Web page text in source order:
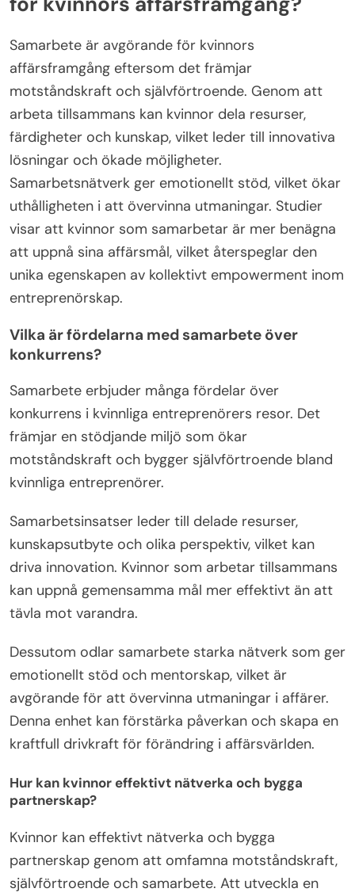
Samarbete är avgörande för kvinnors
affärsframgång eftersom det främjar
motståndskraft och självförtroende. Genom att
arbeta tillsammans kan kvinnor dela resurser,
färdigheter och kunskap, vilket leder till innovativa
lösningar och ökade möjligheter.
Samarbetsnätverk ger emotionellt stöd, vilket ökar
uthålligheten i att övervinna utmaningar. Studier
visar att kvinnor som samarbetar är mer benägna
att uppnå sina affärsmål, vilket återspeglar den
unika egenskapen av kollektivt empowerment inom
entreprenörskap.
Vilka är fördelarna med samarbete över
konkurrens?
Samarbete erbjuder många fördelar över
konkurrens i kvinnliga entreprenörers resor. Det
främjar en stödjande miljö som ökar
motståndskraft och bygger självförtroende bland
kvinnliga entreprenörer.
Samarbetsinsatser leder till delade resurser,
kunskapsutbyte och olika perspektiv, vilket kan
driva innovation. Kvinnor som arbetar tillsammans
kan uppnå gemensamma mål mer effektivt än att
tävla mot varandra.
Dessutom odlar samarbete starka nätverk som ger
emotionellt stöd och mentorskap, vilket är
avgörande för att övervinna utmaningar i affärer.
Denna enhet kan förstärka påverkan och skapa en
kraftfull drivkraft för förändring i affärsvärlden.
Hur kan kvinnor effektivt nätverka och bygga
partnerskap?
Kvinnor kan effektivt nätverka och bygga
partnerskap genom att omfamna motståndskraft,
självförtroende och samarbete. Att utveckla en